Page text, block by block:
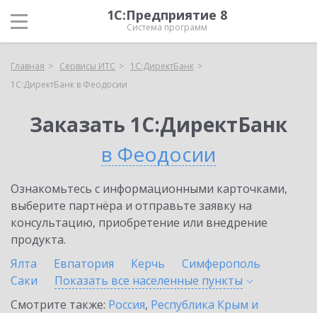
1С:Предприятие 8
Система программ
Главная Сервисы ИТС
1С:ДиректБанк
1С:ДиректБанк в Феодосии
Заказать 1С:ДиректБанк
в Феодосии
Ознакомьтесь с информационными карточками,
выберите партнёра и отправьте заявку на
консультацию, приобретение или внедрение
продукта.
Ялта
Евпатория Керчь
Симферополь
Саки
Показать все населенные пункты
Смотрите также: Россия, Республика Крым и